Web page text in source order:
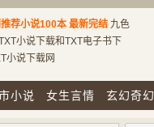
荐小说100本 最新完结 九色
小说下载和TXT电子书下
小说下载网
小说 女生言情 玄幻奇幻